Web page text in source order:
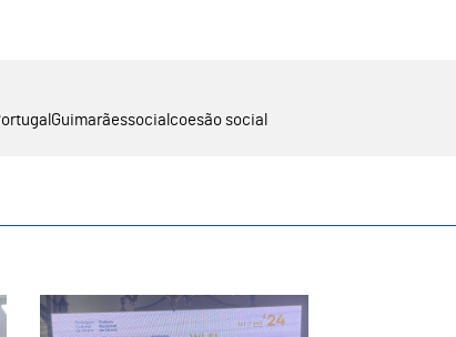
Guimarãessocial coesão social
“Informação para a Integração”
Guimarães Representada no IX